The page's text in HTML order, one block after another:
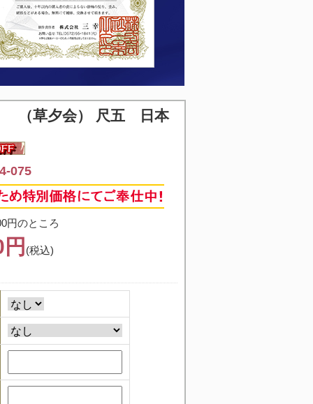
草夕会） 尺五 日本
075
円のところ
(税込)